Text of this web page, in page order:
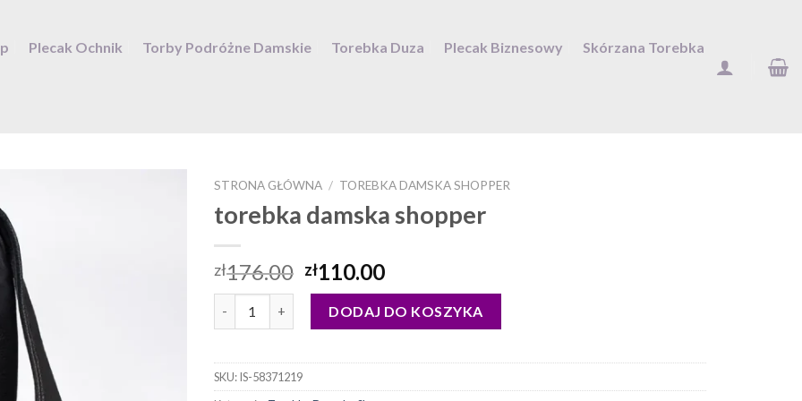
Plecak Ochnik Torby Podróżne Damskie Torebka Duza Plecak Biznesowy Skórzana Torebka
STRONA GŁÓWNA / TOREBKA DAMSKA SHOPPER
torebka damska shopper
zł176.00 zł110.00
DODAJ DO KOSZYKA
SKU:IS-58371219